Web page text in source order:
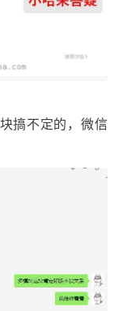
搞不定的，微信